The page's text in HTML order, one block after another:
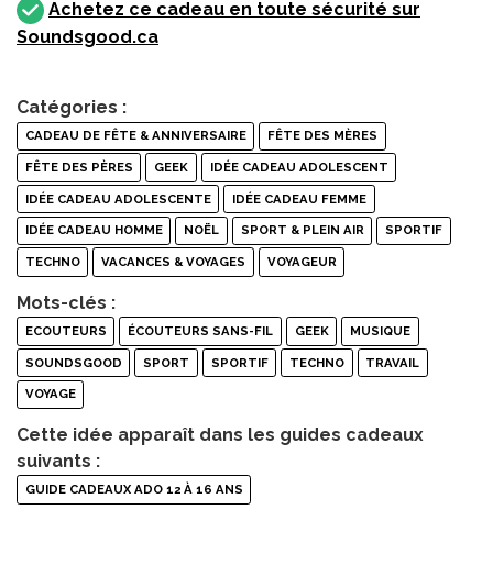
Achetez ce cadeau en toute sécurité sur
Soundsgood.ca
Catégories :
CADEAU DE FÊTE & ANNIVERSAIRE FÊTE DES MÈRES
FÊTE DES PÈRES GEEK IDÉE CADEAU ADOLESCENT
IDÉE CADEAU ADOLESCENTE IDÉE CADEAU FEMME
IDÉE CADEAU HOMME NOËL SPORT & PLEIN AIR SPORTIF
TECHNO VACANCES & VOYAGES VOYAGEUR
Mots-clés :
ECOUTEURS ÉCOUTEURS SANS-FIL GEEK MUSIQUE
SOUNDSGOOD SPORT SPORTIF TECHNO TRAVAIL
VOYAGE
Cette idée apparaît dans les guides cadeaux
suivants :
GUIDE CADEAUX ADO 12 À 16 ANS